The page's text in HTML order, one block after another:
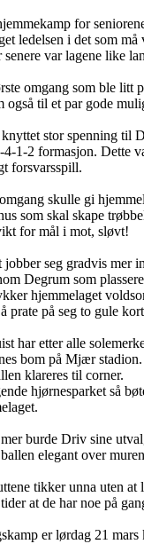
for
ledelsen i det som
var lagene like
omgang som ble litt
også til et par gode
stor spenning til
1-2 formasjon. Dette
forsvarsspill.
skulle gi
som skal skape
for mål i mot, sløvt!
jobber seg gradvis mer
Degrum som
hjemmelaget
prate på seg to gule
har etter alle
bom på Mjær stadion.
klareres til corner.
hjørnesparket så
burde Driv sine
elegant over
tikker unna uten
at de har noe på
er lørdag 21